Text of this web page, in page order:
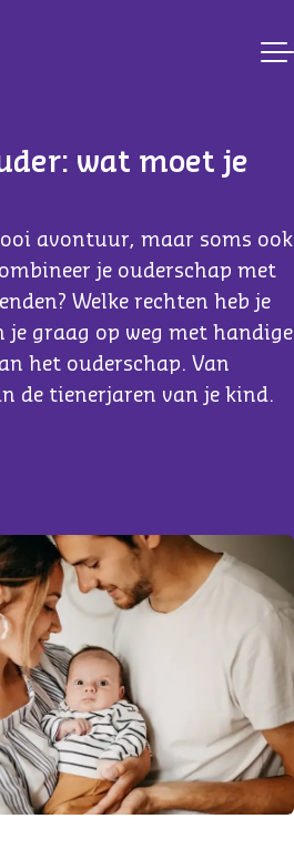
wat moet je
avontuur, maar soms ook
je ouderschap met
Welke rechten heb je
je graag op weg met handige
het ouderschap. Van
de tienerjaren van je kind.